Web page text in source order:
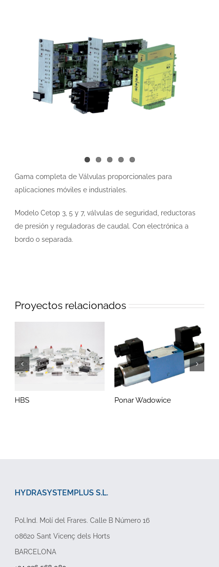
Gama completa de Válvulas proporcionales para
aplicaciones móviles e industriales.
Modelo Cetop 3, 5 y 7, válvulas de seguridad, reductoras
de presión y reguladoras de caudal. Con electrónica a
bordo o separada.
Proyectos relacionados
HBS Ponar Wadowice
HYDRASYSTEMPLUS S.L.
Pol.Ind. Molí del Frares. Calle B Número 16
08620 Sant Vicenç dels Horts
BARCELONA